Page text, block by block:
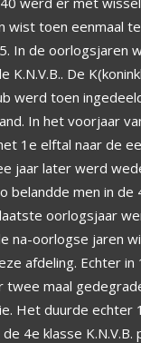
wist toen eenmaal
In de oorlogsjaren
K.N.V.B.. De
werd toen
In het voorjaar
1e elftal naar de
jaar later werd
belandde men in de
laatste oorlogsjaar
na-oorlogse jaren
afdeling. Echter
twee maal
Het duurde echter
4e klasse